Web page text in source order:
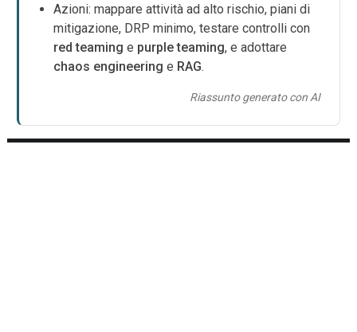
Azioni: mappare attività ad alto rischio, piani di
mitigazione, DRP minimo, testare controlli con
red teaming e purple teaming, e adottare
chaos engineering e RAG.
Riassunto generato con AI